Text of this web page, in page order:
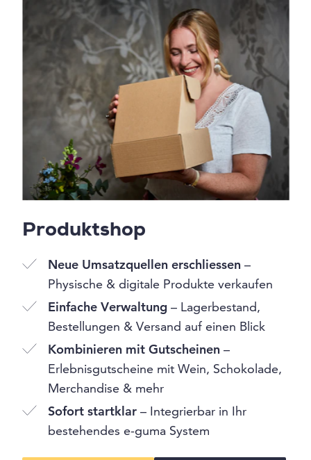
Produktshop
Neue Umsatzquellen erschliessen –
Physische & digitale Produkte verkaufen
Einfache Verwaltung – Lagerbestand,
Bestellungen & Versand auf einen Blick
Kombinieren mit Gutscheinen –
Erlebnisgutscheine mit Wein, Schokolade,
Merchandise & mehr
Sofort startklar – Integrierbar in Ihr
bestehendes e-guma System